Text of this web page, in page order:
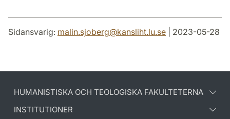
Sidansvarig: malin.sjoberg@kansliht.lu.se | 2023-05-28
HUMANISTISKA OCH TEOLOGISKA FAKULTETERNA
INSTITUTIONER